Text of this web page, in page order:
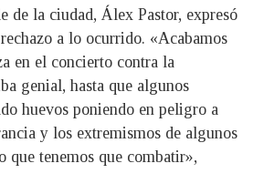
de la ciudad, Álex Pastor, expresó
a lo ocurrido. «Acabamos
en el concierto contra la
genial, hasta que algunos
huevos poniendo en peligro a
y los extremismos de algunos
que tenemos que combatir»,